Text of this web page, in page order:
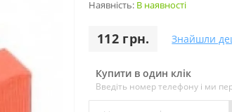
Наявність: В наявності
112 грн. Знайшли
Купити в один клік
Введіть номер телефону і ми